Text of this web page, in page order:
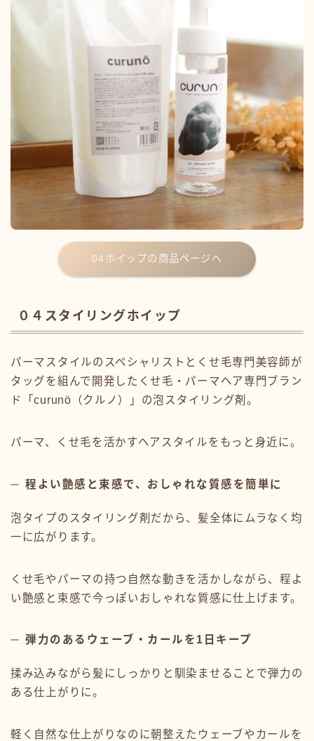
04ホイップの商品ページへ
０４スタイリングホイップ
パーマスタイルのスペシャリストとくせ毛専門美容師が
タッグを組んで開発したくせ毛・パーマヘア専門ブラン
ド「curunö（クルノ）」の泡スタイリング剤。
パーマ、くせ毛を活かすヘアスタイルをもっと身近に。
程よい艶感と束感で、おしゃれな質感を簡単に
泡タイプのスタイリング剤だから、髪全体にムラなく均
一に広がります。
くせ毛やパーマの持つ自然な動きを活かしながら、程よ
い艶感と束感で今っぽいおしゃれな質感に仕上げます。
弾力のあるウェーブ・カールを1日キープ
揉み込みながら髪にしっかりと馴染ませることで弾力の
ある仕上がりに。
軽く自然な仕上がりなのに朝整えたウェーブやカールを